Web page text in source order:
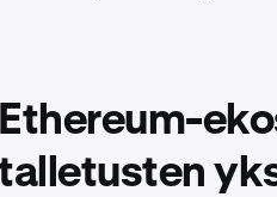
Ethereum-